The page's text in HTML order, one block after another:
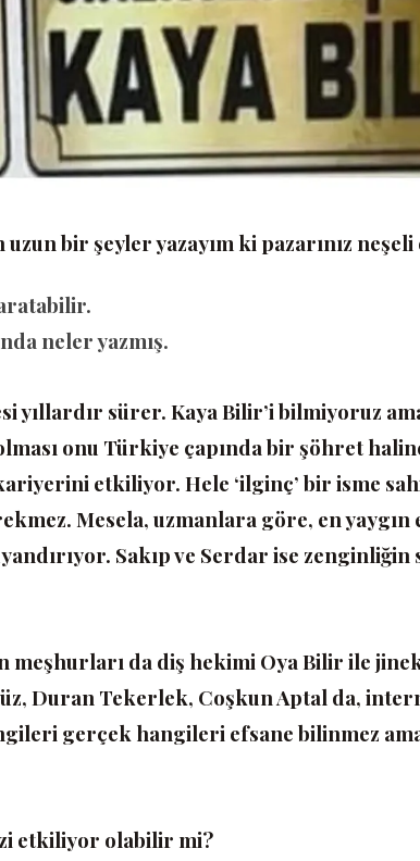
bir şeyler yazayım ki pazarınız
neler yazmış.
yıllardır sürer. Kaya Bilir’i bilmiyoruz
onu Türkiye çapında bir şöhret
etkiliyor. Hele ‘ilginç’ bir isme
Mesela, uzmanlara göre, en
Sakıp ve Serdar ise zenginliğin
da diş hekimi Oya Bilir ile
Duran Tekerlek, Coşkun Aptal da,
gerçek hangileri efsane bilinmez
etkiliyor olabilir mi?